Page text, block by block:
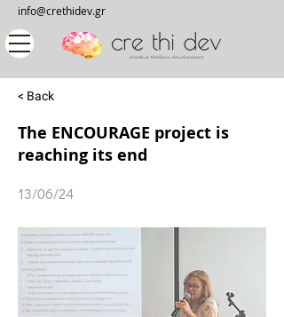
info@crethidev.gr
< Back
The ENCOURAGE project is
reaching its end
13/06/24